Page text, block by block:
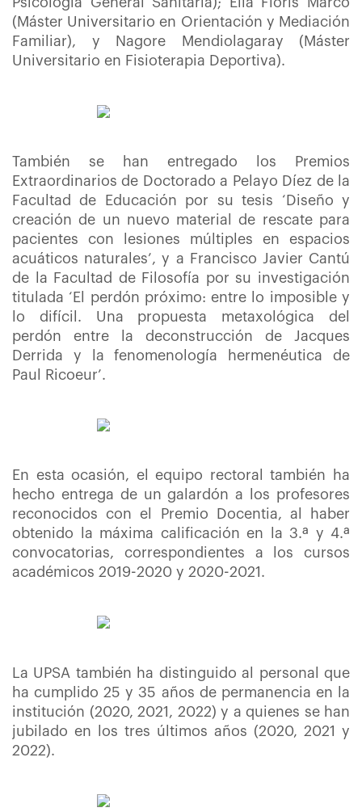
(Máster Universitario en Orientación y Mediación
Familiar), y Nagore Mendiolagaray (Máster
Universitario en Fisioterapia Deportiva).
También se han entregado los Premios
Extraordinarios de Doctoradoa Pelayo Díez de la
Facultad de Educación por su tesis ‘Diseño y
creación de un nuevo material de rescate para
pacientes con lesiones múltiples en espacios
acuáticos naturales’, y a Francisco Javier Cantú
de la Facultad de Filosofía por su investigación
titulada ‘El perdón próximo: entre lo imposible y
lo difícil. Una propuesta metaxológica del
perdón entre la deconstrucción de Jacques
Derrida y la fenomenología hermenéutica de
Paul Ricoeur’.
En esta ocasión, el equipo rectoral también ha
hecho entrega de un galardón a los profesores
reconocidos con el Premio Docentia, al haber
obtenido la máxima calificación en la 3.ª y 4.ª
convocatorias, correspondientes a los cursos
académicos 2019-2020 y 2020-2021.
La UPSA también ha distinguido al personal que
ha cumplido 25 y 35 años de permanencia en la
institución (2020, 2021, 2022) y a quienes se han
jubilado en los tres últimos años (2020, 2021 y
2022).